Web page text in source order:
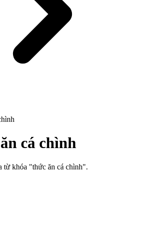
cá chình
từ khóa "thức ăn cá chình".